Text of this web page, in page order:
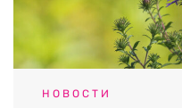
НОВОСТИ